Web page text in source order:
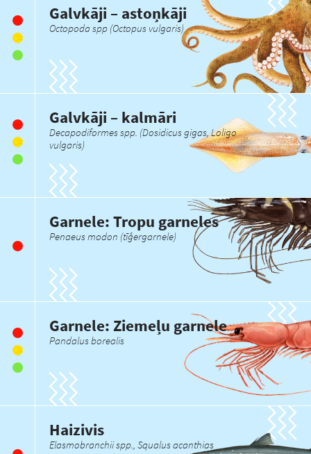
Galvkāji – astoņkāji
Octopoda spp (Octopus vulgaris)
Galvkāji – kalmāri
Decapodiformes spp. (Dosidicus gigas, Loligo
vulgaris)
Garnele: Tropu garneles
Penaeus modon (tīģergarnele)
Garnele: Ziemeļu garnele
Pandalus borealis
Haizivis
Elasmobranchii spp., Squalus acanthias